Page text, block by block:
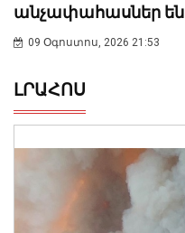
անչափահասներ են
09 Օգոստոս, 2026 21:53
ԼՐԱՀՈՍ